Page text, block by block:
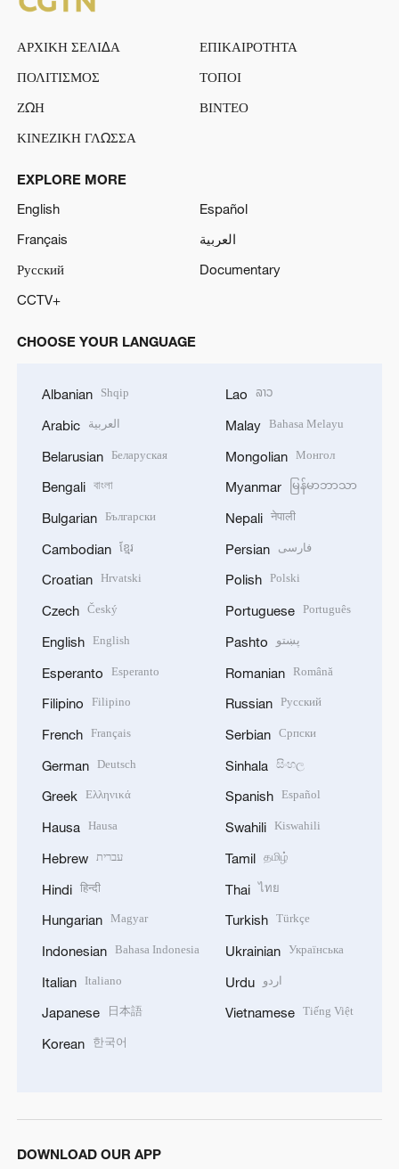
ΑΡΧΙΚΗ ΣΕΛΙΔΑ
ΕΠΙΚΑΙΡΟΤΗΤΑ
ΠΟΛΙΤΙΣΜΟΣ
ΤΟΠΟΙ
ΖΩΗ
ΒΙΝΤΕΟ
ΚΙΝΕΖΙΚΗ ΓΛΩΣΣΑ
EXPLORE MORE
English
Español
Français
العربية
Русский
Documentary
CCTV+
CHOOSE YOUR LANGUAGE
Albanian Shqip
Arabic العربية
Belarusian Беларуская
Bengali বাংলা
Bulgarian Български
Cambodian ខ្មែរ
Croatian Hrvatski
Czech Český
English English
Esperanto Esperanto
Filipino Filipino
French Français
German Deutsch
Greek Ελληνικά
Hausa Hausa
Hebrew עברית
Hindi हिन्दी
Hungarian Magyar
Indonesian Bahasa Indonesia
Italian Italiano
Japanese 日本語
Korean 한국어
Lao ລາວ
Malay Bahasa Melayu
Mongolian Монгол
Myanmar မြန်မာဘာသာ
Nepali नेपाली
Persian فارسی
Polish Polski
Portuguese Português
Pashto پښتو
Romanian Română
Russian Русский
Serbian Српски
Sinhala සිංහල
Spanish Español
Swahili Kiswahili
Tamil தமிழ்
Thai ไทย
Turkish Türkçe
Ukrainian Українська
Urdu اردو
Vietnamese Tiếng Việt
DOWNLOAD OUR APP